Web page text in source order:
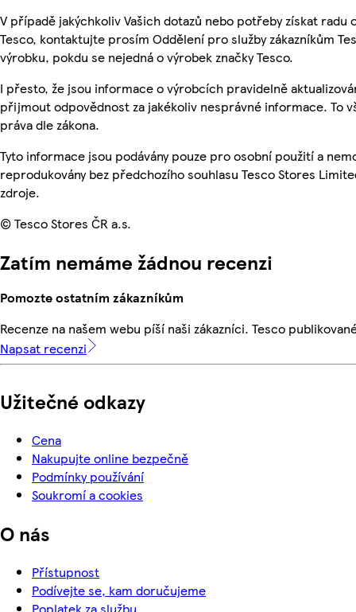
V případě jakýchkoliv Vašich dotazů nebo potřeby získat radu
Tesco, kontaktujte prosím Oddělení pro služby zákazníkům
výrobku, pokdu se nejedná o výrobek značky Tesco.
I přesto, že jsou informace o výrobcích pravidelně
přijmout odpovědnost za jakékoliv nesprávné informace. To
práva dle zákona.
Tyto informace jsou podávány pouze pro osobní použití a
reprodukovány bez předchozího souhlasu Tesco Stores
zdroje.
© Tesco Stores ČR a.s.
Zatím nemáme žádnou recenzi
Pomozte ostatním zákazníkům
Recenze na našem webu píší naši zákazníci. Tesco
Napsat recenzi
Užitečné odkazy
Cena
Nakupujte online bezpečně
Podmínky používání
Soukromí a cookies
O nás
Přístupnost
Podívejte se, kam doručujeme
Poplatek za službu